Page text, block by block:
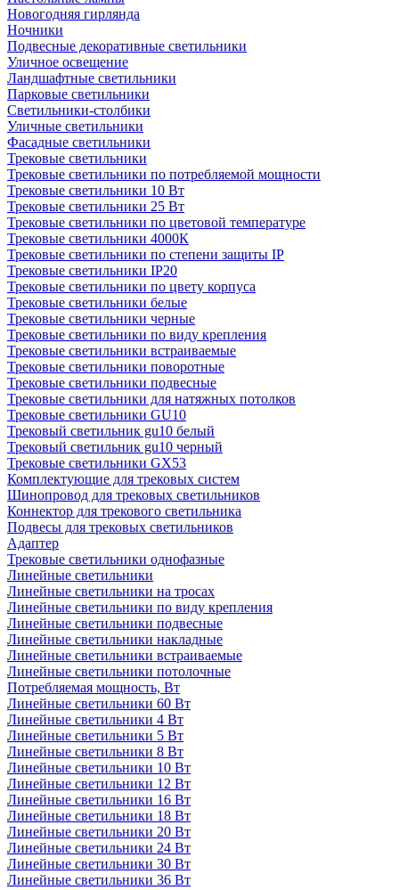
Новогодняя гирлянда
Ночники
Подвесные декоративные светильники
Уличное освещение
Ландшафтные светильники
Парковые светильники
Светильники-столбики
Уличные светильники
Фасадные светильники
Трековые светильники
Трековые светильники по потребляемой мощности
Трековые светильники 10 Вт
Трековые светильники 25 Вт
Трековые светильники по цветовой температуре
Трековые светильники 4000К
Трековые светильники по степени защиты IP
Трековые светильники IP20
Трековые светильники по цвету корпуса
Трековые светильники белые
Трековые светильники черные
Трековые светильники по виду крепления
Трековые светильники встраиваемые
Трековые светильники поворотные
Трековые светильники подвесные
Трековые светильники для натяжных потолков
Трековые светильники GU10
Трековый светильник gu10 белый
Трековый светильник gu10 черный
Трековые светильники GX53
Комплектующие для трековых систем
Шинопровод для трековых светильников
Коннектор для трекового светильника
Подвесы для трековых светильников
Адаптер
Трековые светильники однофазные
Линейные светильники
Линейные светильники на тросах
Линейные светильники по виду крепления
Линейные светильники подвесные
Линейные светильники накладные
Линейные светильники встраиваемые
Линейные светильники потолочные
Потребляемая мощность, Вт
Линейные светильники 60 Вт
Линейные светильники 4 Вт
Линейные светильники 5 Вт
Линейные светильники 8 Вт
Линейные светильники 10 Вт
Линейные светильники 12 Вт
Линейные светильники 16 Вт
Линейные светильники 18 Вт
Линейные светильники 20 Вт
Линейные светильники 24 Вт
Линейные светильники 30 Вт
Линейные светильники 36 Вт